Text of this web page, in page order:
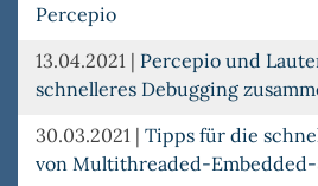
Percepio
13.04.2021 | Percepio und
schnelleres Debugging
30.03.2021 | Tipps für die
von Multithreaded-